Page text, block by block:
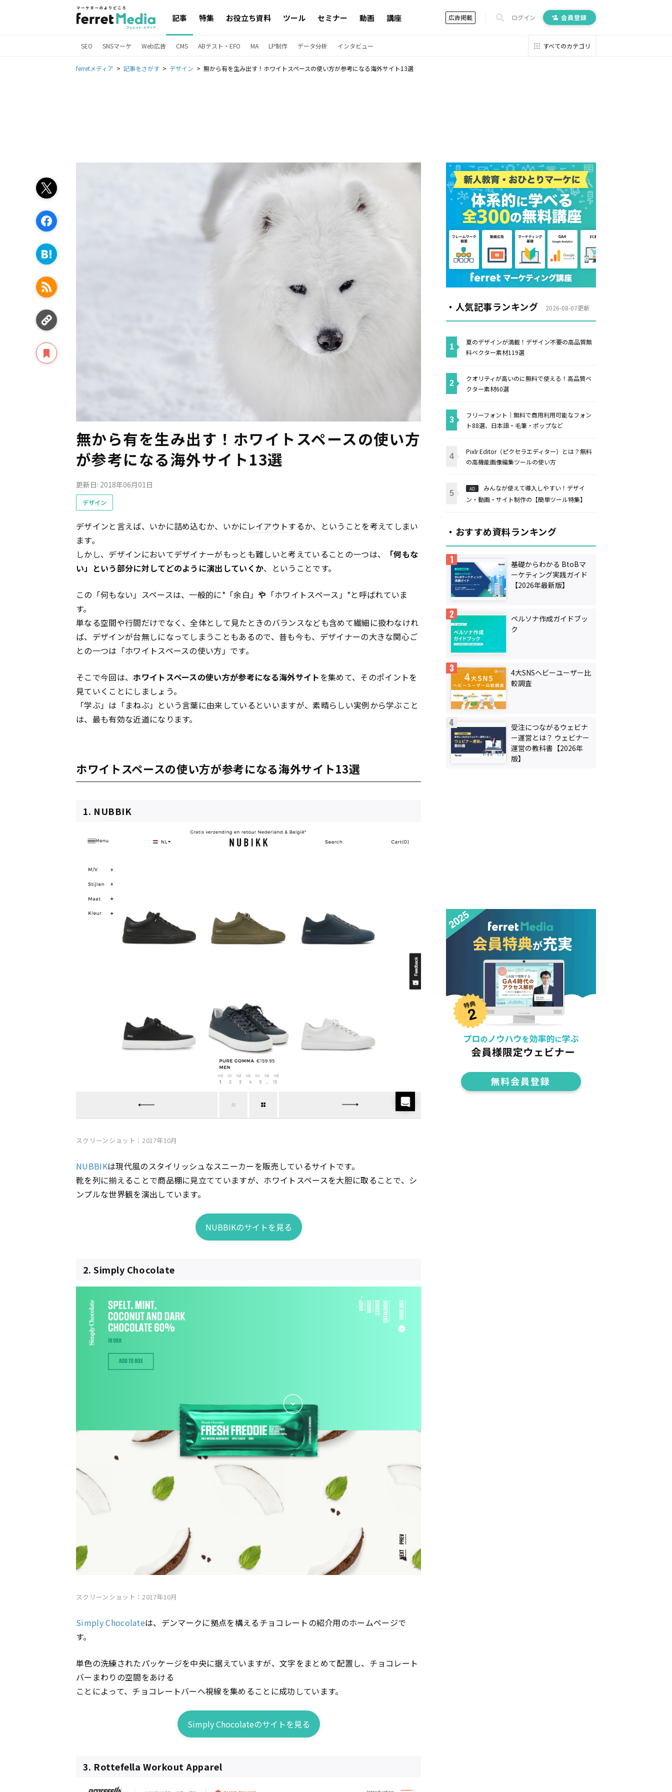
記事 特集 お役立ち資料 ツール セミナー 動画 講座 広告掲載 ログイン 会員登録
SEO SNSマーケ Web広告 CMS ABテスト・EFO MA LP制作 データ分析 インタビュー すべてのカテゴリ
ferretメディア 記事をさがす デザイン 無から有を生み出す！ホワイトスペースの使い方が参考になる海外サイト13選
無から有を生み出す！ホワイトスペースの使い方
が参考になる海外サイト13選
更新日: 2018年06月01日
デザイン
デザインと言えば、いかに詰め込むか、いかに レイアウトするか、ということを考えてしまい
ます。
しかし、デザインにおいてデザイナーがもっとも難しいと考えていることの一つは、
「何もな
い」という部分に対してどのように演出していくか、ということです。
この「何もない」スペースは、一般的に*「余白」や 「ホワイトスペース」*と呼ばれていま
す。
単なる空間や行間だけでなく、全体として見たときのバランスなども含めて繊細に扱わなけれ
ば、デザインが台無しになってしまうこともあるので、昔も今も、デザイナーの大きな関心ご
との一つは「ホワイトスペースの使い方」です。
そこで今回は、ホワイトスペースの使い方が参考になる海外サイトを集めて、そのポイントを
見ていくことにしましょう。
「学ぶ」は「まねぶ」という言葉に由来しているといいますが、素晴らしい実例から学ぶこと
は、最も有効な近道になります。
ホワイトスペースの使い方が参考になる海外サイト13選
1. NUBBIK
スクリーンショット：2017年10月
NUBBIKは現代風のスタイリッシュなスニーカーを販売しているサイトです。
靴を列に揃えることで商品棚に見立てていますが、ホワイトスペースを大胆に取ることで、シ
ンプルな世界観を演出しています。
NUBBIKのサイトを見る
2. Simply Chocolate
スクリーンショット：2017年10月
Simply Chocolateは、デンマークに拠点を構えるチョコレートの紹介用のホームページで
す。
単色の洗練されたパッケージを中央に据えていますが、文字をまとめて配置し、チョコレート
バーまわりの空間をあける
ことによって、チョコレートバーへ視線を集めることに成功しています。
Simply Chocolateのサイトを見る
3. Rottefella Workout Apparel
・人気記事ランキング 2026-08-07更新
夏のデザインが満載！デザイン不要の高品質無
料ベクター素材119選
クオリティが高いのに無料で使える！高品質ベ
クター素材60選
フリーフォント｜無料で商用利用可能なフォン
ト88選、日本語・毛筆・ポップなど
Pixlr Editor（ピクセラエディター）とは？無料
の高機能画像編集ツールの使い方
AD
みんなが使えて導入しやすい！デザイ
ン・動画・サイト制作の【簡単ツール特集】
・おすすめ資料ランキング
基礎からわかる BtoBマ
ーケティング実践ガイド
【2026年最新版】
ペルソナ作成ガイドブッ
ク
4大SNSヘビーユーザー比
較調査
受注につながるウェビナ
ー運営とは？ ウェビナー
運営の教科書【2026年
版】